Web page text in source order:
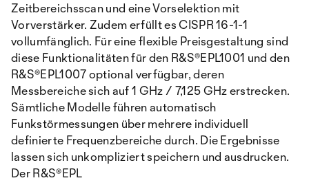
Zeitbereichsscan und eine Vorselektion mit
Vorverstärker. Zudem erfüllt es CISPR 16-1-1
vollumfänglich. Für eine flexible Preisgestaltung sind
diese Funktionalitäten für den R&S®EPL1001 und den
R&S®EPL1007 optional verfügbar, deren
Messbereiche sich auf 1 GHz / 7,125 GHz erstrecken.
Sämtliche Modelle führen automatisch
Funkstörmessungen über mehrere individuell
definierte Frequenzbereiche durch. Die Ergebnisse
lassen sich unkompliziert speichern und ausdrucken.
Der R&S®EPL